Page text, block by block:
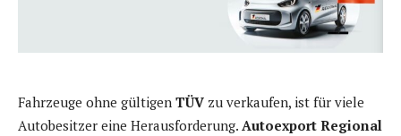
Fahrzeuge ohne gültigen TÜV zu verkaufen, ist für viele
Autobesitzer eine Herausforderung. Autoexport Regional